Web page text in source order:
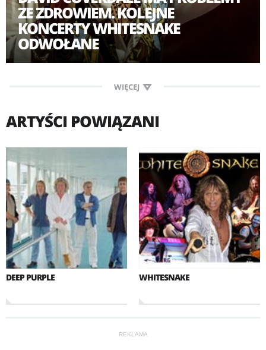
ZE ZDROWIEM. KOLEJNE
KONCERTY WHITESNAKE
ODWOŁANE
WIĘCEJ
ARTYŚCI POWIĄZANI
DEEP PURPLE WHITESNAKE
REKLAMA